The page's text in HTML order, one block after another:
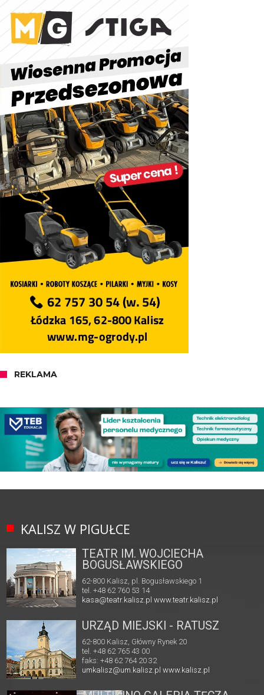
REKLAMA
KALISZ W PIGUŁCE
TEATR IM. WOJCIECHA
BOGUSŁAWSKIEGO
62-800 Kalisz, pl. Bogusławskiego 1
tel. +48 62 760 53 14
kasa@teatr.kalisz.pl www.teatr.kalisz.pl
URZĄD MIEJSKI - RATUSZ
62-800 Kalisz, Główny Rynek 20
tel. +48 62 765 43 00
faks: +48 62 764 20 32
umkalisz@um.kalisz.plwww.kalisz.pl